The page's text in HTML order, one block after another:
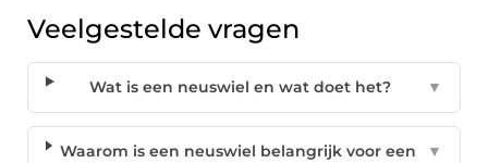
Veelgestelde vragen
Wat is een neuswiel en wat doet het? ▼
Waarom is een neuswiel belangrijk voor een
▼